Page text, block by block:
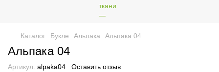
Каталог Букле Альпака Альпака 04
Альпака 04
Артикул: alpaka04 Оставить отзыв